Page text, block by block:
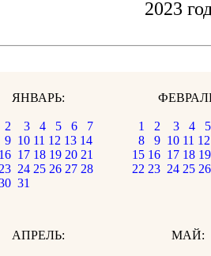
2023
ЯНВАРЬ:
2 3 4 5 6
7
9 10 11 12 13 14
16 17 18 19 20 21
23 24 25 26 27 28
31
1 2 3 4 5
8
9 10 11 12
15 16 17 18 19
22 23 24 25 26
АПРЕЛЬ: МАЙ: